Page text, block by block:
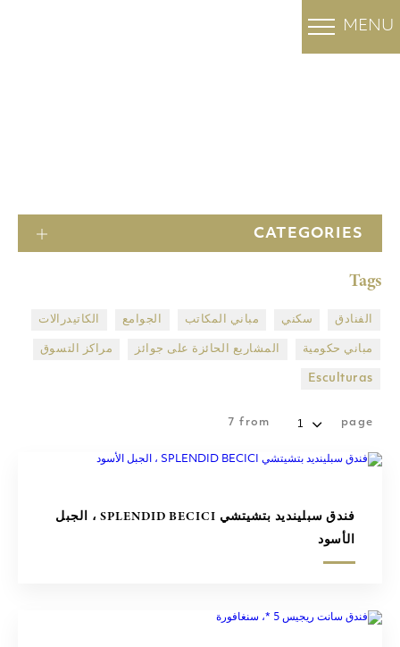
MENU
CATEGORIES
Tags
الفنادق سكني مباني المكاتب الجوامع الكاتيدرالات
مباني حكومية المشاريع الحائزة على جوائز مراكز التسوق
Esculturas
page
from
7
فندق سبلينديد بتشيتشي SPLENDID BECICI ، الجبل
الأسود